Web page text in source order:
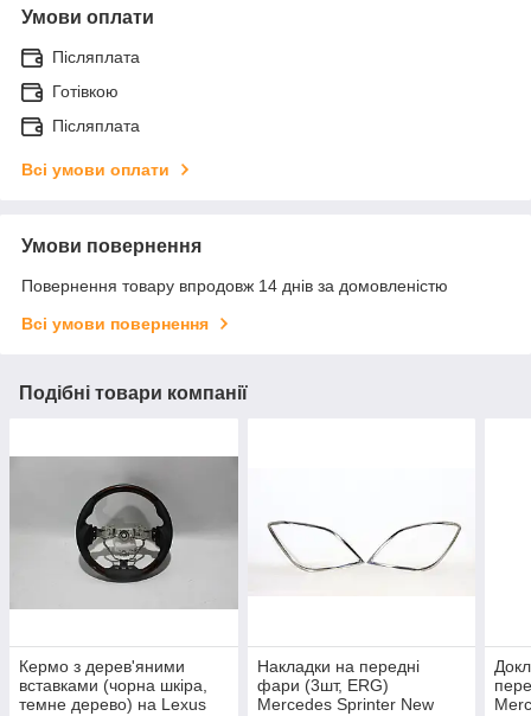
Умови оплати
Післяплата
Готівкою
Післяплата
Всі умови оплати
Умови повернення
Повернення товару впродовж 14 днів за домовленістю
Всі умови повернення
Подібні товари компанії
Кермо з дерев'яними
вставками (чорна шкіра,
темне дерево) на Lexus
Накладки на передні
фари (3шт, ERG)
Mercedes Sprinter New